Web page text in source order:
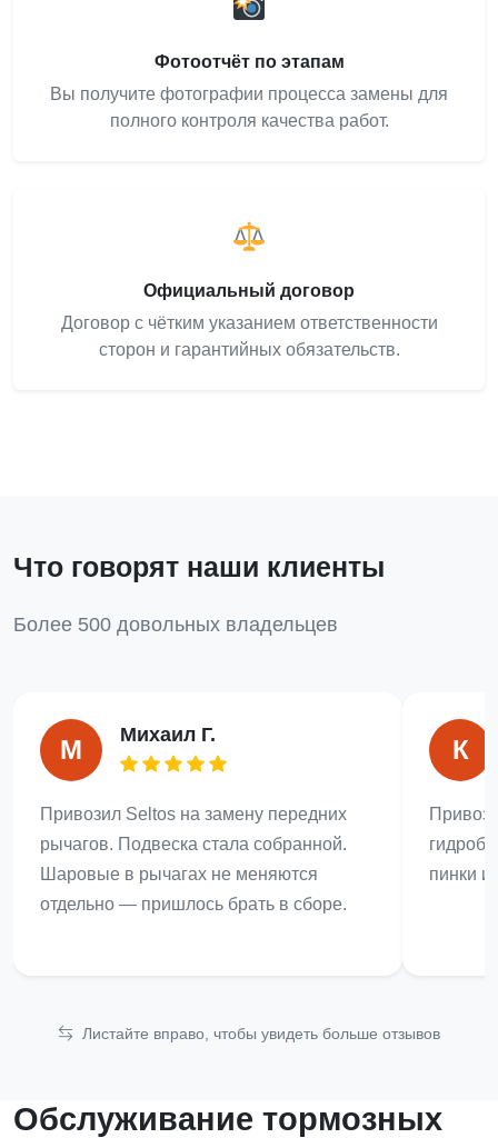
Фотоотчёт по этапам
Вы получите фотографии процесса замены для
полного контроля качества работ.
Официальный договор
Договор с чётким указанием ответственности
сторон и гарантийных обязательств.
Что говорят наши клиенты
Более 500 довольных владельцев
М
Михаил Г.
Привозил Seltos на замену передних
рычагов. Подвеска стала собранной.
Шаровые в рычагах не меняются
отдельно — пришлось брать в сборе.
К
пинки
Листайте вправо, чтобы увидеть больше отзывов
Обслуживание тормозных